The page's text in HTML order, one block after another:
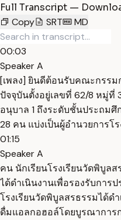
Full Transcript —
Copy
SRT MD
00:03
Speaker A
[เพลง] ยินดีต้อนรับคณะกรร
ปัจจุบันตั้งอยู่เลขที่ 62/8 หมู่ที่
อนุบาล 1 ถึงระดับชั้นประถม
28 คน แบ่งเป็นผู้อำนวยการโ
01:15
Speaker A
คน นักเรียนโรงเรียนวัดพิบูล
ได้ดำเนินงานเพื่อรองรับกา
โรงเรียนวัดพิบูลสรธรรมได้ด
ดื่มแอลกอฮอล์โดยบูรณาการ